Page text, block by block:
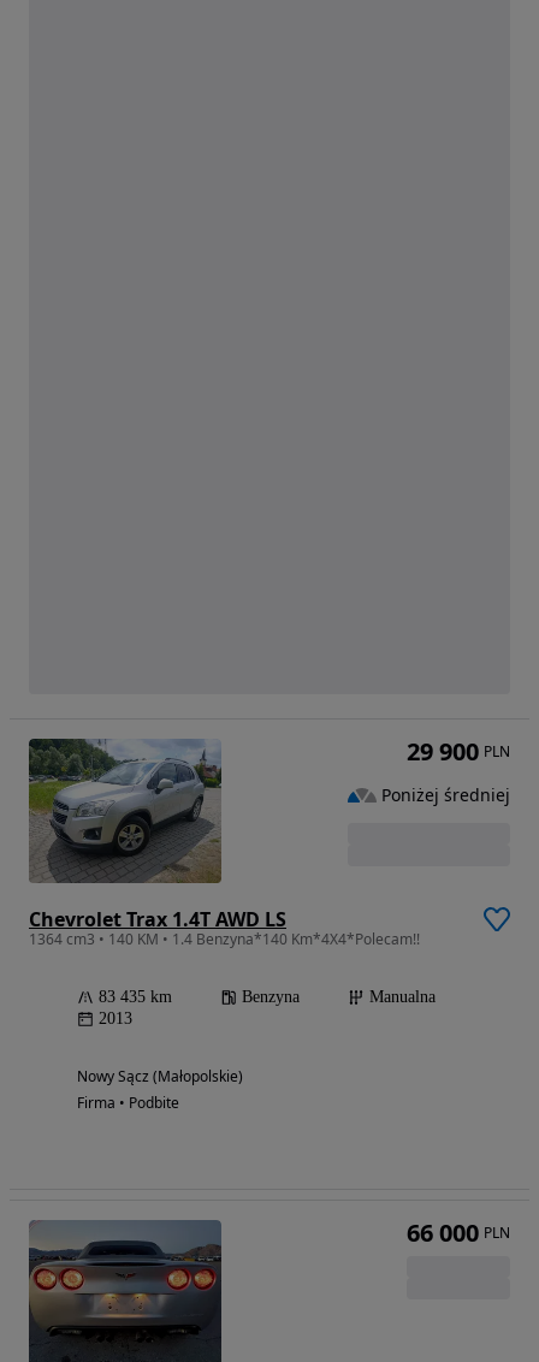
Chevrolet Trax 1.4T AWD LS
1364 cm3 • 140 KM • 1.4 Benzyna*140 Km*4X4*Polecam!!
83 435 km Benzyna
Manualna
2013
Nowy Sącz (Małopolskie)
Firma • Podbite
29 900 PLN
Poniżej średniej
66 000 PLN